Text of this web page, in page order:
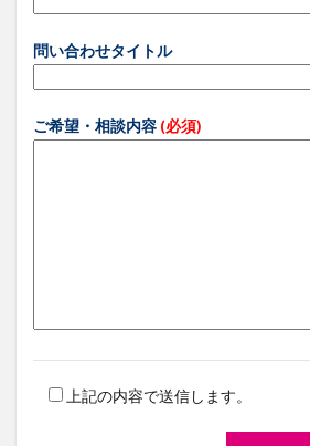
問い合わせタイトル
ご希望・相談内容 (必須)
上記の内容で送信します。